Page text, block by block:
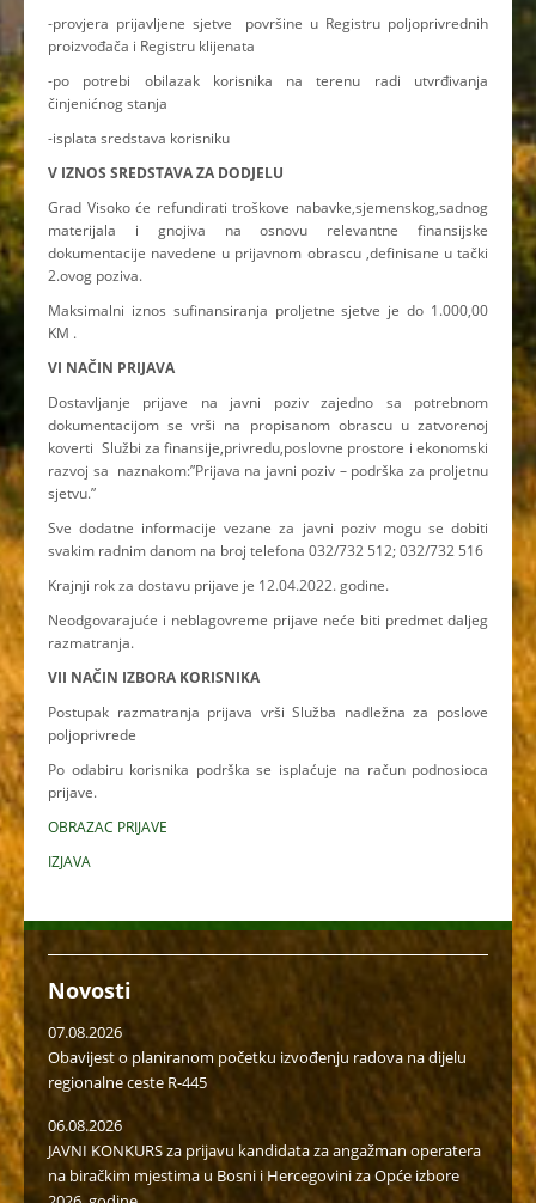
-provjera prijavljene sjetve površine u Registru poljoprivrednih
proizvođača i Registru klijenata
-po potrebi obilazak korisnika na terenu radi utvrđivanja
činjenićnog stanja
-isplata sredstava korisniku
V IZNOS SREDSTAVA ZA DODJELU
Grad Visoko će refundirati troškove nabavke,sjemenskog,sadnog
materijala i gnojiva na osnovu relevantne finansijske
dokumentacije navedene u prijavnom obrascu ,definisane u tački
2.ovog poziva.
Maksimalni iznos sufinansiranja proljetne sjetve je do 1.000,00
KM .
VI NAČIN PRIJAVA
Dostavljanje prijave na javni poziv zajedno sa potrebnom
dokumentacijom se vrši na propisanom obrascu u zatvorenoj
koverti Službi za finansije,privredu,poslovne prostore i ekonomski
razvoj sa naznakom:”Prijava na javni poziv – podrška za proljetnu
sjetvu.”
Sve dodatne informacije vezane za javni poziv mogu se dobiti
svakim radnim danom na broj telefona 032/732 512; 032/732 516
Krajnji rok za dostavu prijave je 12.04.2022. godine.
Neodgovarajuće i neblagovreme prijave neće biti predmet daljeg
razmatranja.
VII NAČIN IZBORA KORISNIKA
Postupak razmatranja prijava vrši Služba nadležna za poslove
poljoprivrede
Po odabiru korisnika podrška se isplaćuje na račun podnosioca
prijave.
OBRAZAC PRIJAVE
IZJAVA
Novosti
07.08.2026
Obavijest o planiranom početku izvođenju radova na dijelu
regionalne ceste R-445
06.08.2026
JAVNI KONKURS za prijavu kandidata za angažman operatera
na biračkim mjestima u Bosni i Hercegovini za Opće izbore